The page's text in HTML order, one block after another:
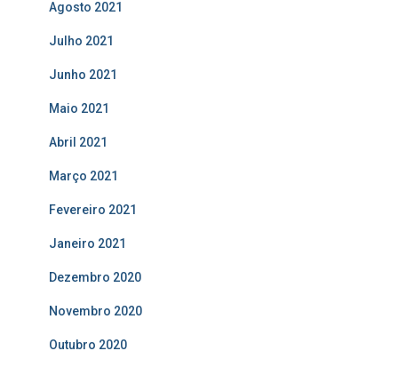
Agosto 2021
Julho 2021
Junho 2021
Maio 2021
Abril 2021
Março 2021
Fevereiro 2021
Janeiro 2021
Dezembro 2020
Novembro 2020
Outubro 2020